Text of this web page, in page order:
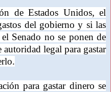
de Estados Unidos, el
del gobierno y si las
Senado no se ponen de
legal para gastar
para gastar dinero se